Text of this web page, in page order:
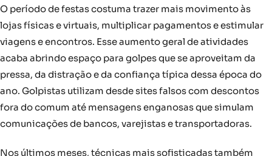
O período de festas costuma trazer mais movimento às
lojas físicas e virtuais, multiplicar pagamentos e estimular
viagens e encontros. Esse aumento geral de atividades
acaba abrindo espaço para golpes que se aproveitam da
pressa, da distração e da confiança típica dessa época do
ano. Golpistas utilizam desde sites falsos com descontos
fora do comum até mensagens enganosas que simulam
comunicações de bancos, varejistas e transportadoras.
Nos últimos meses, técnicas mais sofisticadas também